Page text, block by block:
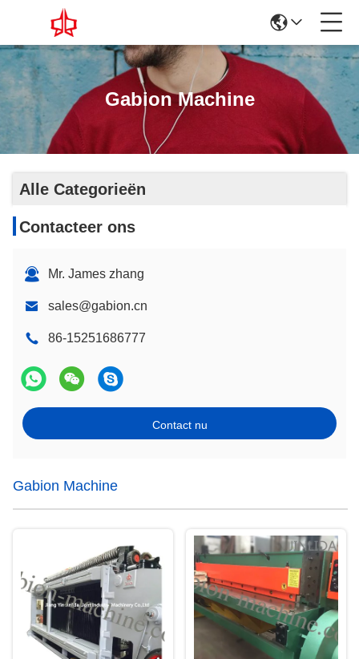
Gabion Machine
Alle Categorieën
Contacteer ons
Mr. James zhang
sales@gabion.cn
86-15251686777
Contact nu
Gabion Machine